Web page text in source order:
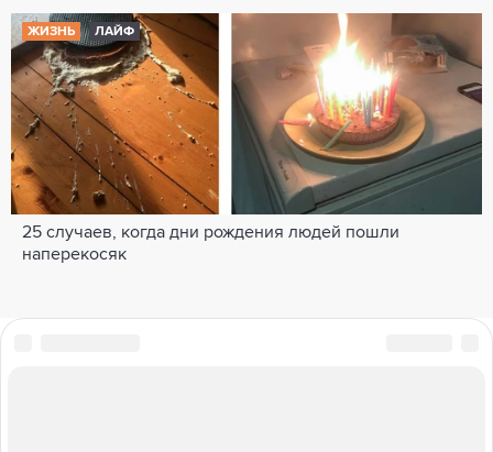
ЖИЗНЬ ЛАЙФ
25 случаев, когда дни рождения людей пошли
наперекосяк